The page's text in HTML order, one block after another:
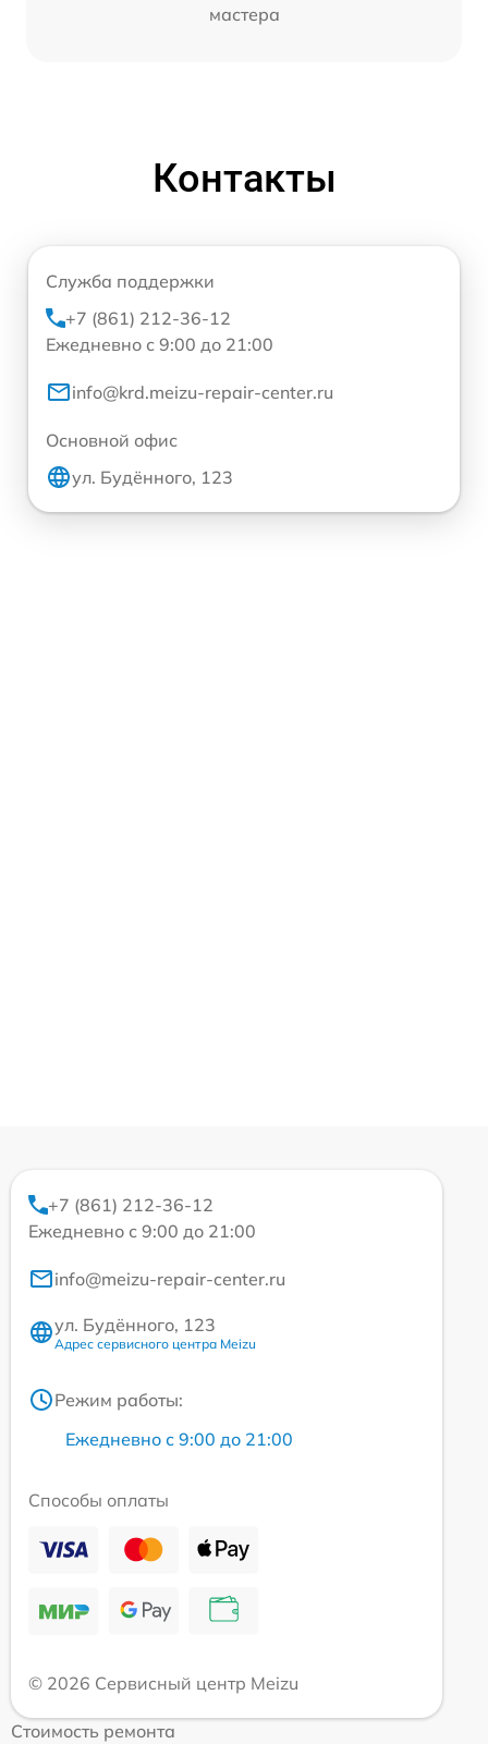
мастера
Контакты
Служба поддержки
+7 (861) 212-36-12
Ежедневно с 9:00 до 21:00
info@krd.meizu-repair-center.ru
Основной офис
ул. Будённого, 123
+7 (861) 212-36-12
Ежедневно с 9:00 до 21:00
info@meizu-repair-center.ru
ул. Будённого, 123
Адрес сервисного центра Meizu
Режим работы:
Ежедневно с 9:00 до 21:00
Способы оплаты
© 2026 Сервисный центр Meizu
Стоимость ремонта